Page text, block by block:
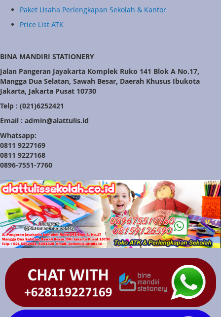
Paket Usaha Perlengkapan Sekolah & Kantor
Price List ATK
BINA MANDIRI STATIONERY
Jalan Pangeran Jayakarta Komplek Ruko 141 Blok A No.17,
Mangga Dua Selatan, Sawah Besar, Daerah Khusus Ibukota
Jakarta, Jakarta Pusat 10730
Telp : (021)6252421
Email : admin@alattulis.id
Whatsapp:
0811 9227169
0811 9227168
0896-7551-7760